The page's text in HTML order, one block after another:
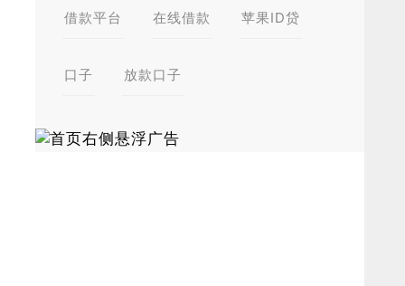
借款平台 在线借款 苹果ID贷
口子 放款口子